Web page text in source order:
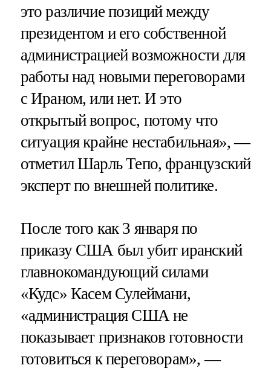
это различие позиций между
президентом и его собственной
администрацией возможности для
работы над новыми переговорами
с Ираном, или нет. И это
открытый вопрос, потому что
ситуация крайне нестабильная», —
отметил Шарль Тепо, французский
эксперт по внешней политике.
После того как 3 января по
приказу США был убит иранский
главнокомандующий силами
«Кудс» Касем Сулеймани,
«администрация США не
показывает признаков готовности
готовиться к переговорам», —